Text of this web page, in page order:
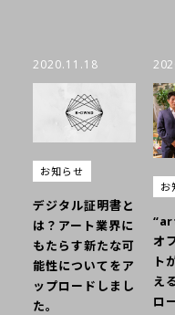
2020.11.18
お知らせ
デジタル証明書と
は？アート業界に
もたらす新たな可
能性についてをア
ップロードしまし
た。
お
オ
ト
え
ロ